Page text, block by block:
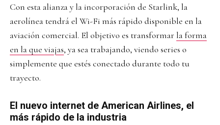
Con esta alianza y la incorporación de Starlink, la
aerolínea tendrá el Wi-Fi más rápido disponible en la
aviación comercial. El objetivo es transformar la forma
en la que viajas, ya sea trabajando, viendo series o
simplemente que estés conectado durante todo tu
trayecto.
El nuevo internet de American Airlines, el
más rápido de la industria